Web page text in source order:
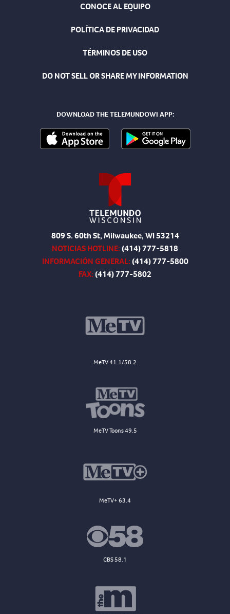
CONOCE AL EQUIPO
POLÍTICA DE PRIVACIDAD
TÉRMINOS DE USO
DO NOT SELL OR SHARE MY INFORMATION
DOWNLOAD THE TELEMUNDOWI APP:
809 S. 60th St, Milwaukee, WI 53214
NOTICIAS HOTLINE:(414) 777-5818
INFORMACIÓN GENERAL:(414) 777-5800
FAX:(414) 777-5802
MeTV 41.1/58.2
MeTV Toons 49.5
MeTV+ 63.4
CBS 58.1